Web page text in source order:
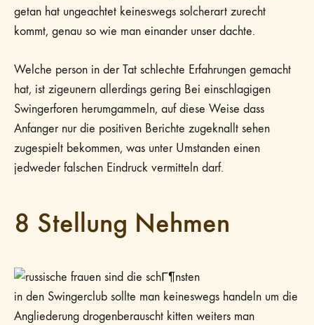
getan hat ungeachtet keineswegs solcherart zurecht
kommt, genau so wie man einander unser dachte.
Welche person in der Tat schlechte Erfahrungen gemacht
hat, ist zigeunern allerdings gering Bei einschlagigen
Swingerforen herumgammeln, auf diese Weise dass
Anfanger nur die positiven Berichte zugeknallt sehen
zugespielt bekommen, was unter Umstanden einen
jedweder falschen Eindruck vermitteln darf.
8 Stellung Nehmen
in den Swingerclub sollte man keineswegs handeln um die
Angliederung drogenberauscht kitten weiters man